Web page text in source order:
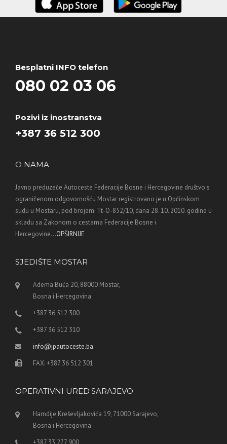
Besplatni INFO telefon
080 02 03 06
Pozivi iz inostranstva
+387 36 512 300
O NAMA
Javno preduzeće Autoceste Federacije Bosne i Hercegovine društvo s
ograničenom odgovornošću Mostar registrovano je u Općinskom
sudu u Mostaru, pod brojem: Tt-O-852/10, dana 28. 10. 2010. godine u
skladu sa Zakonom o cestama Federacije Bosne i
Hercegovine...OPŠIRNIJE
SJEDIŠTE MOSTAR
Adema Buća 20, 88000 Mostar,
Bosna i Hercegovina
+387 36 512 300
+387 36 512 310
info@jpautoceste.ba
FAX: +387 36 512 301
OPERATIVNI URED SARAJEVO
Hamdije Kreševljakovića 19, 71000 Sarajevo,
Bosna i Hercegovina
+387 33 277 900